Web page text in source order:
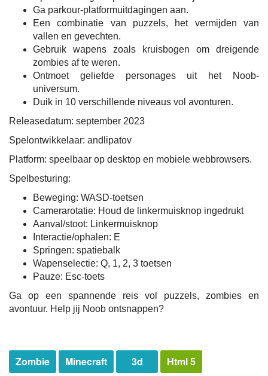
Ga parkour-platformuitdagingen aan.
Een combinatie van puzzels, het vermijden van
vallen en gevechten.
Gebruik wapens zoals kruisbogen om dreigende
zombies af te weren.
Ontmoet geliefde personages uit het Noob-
universum.
Duik in 10 verschillende niveaus vol avonturen.
Releasedatum: september 2023
Spelontwikkelaar: andlipatov
Platform: speelbaar op desktop en mobiele webbrowsers.
Spelbesturing:
Beweging: WASD-toetsen
Camerarotatie: Houd de linkermuisknop ingedrukt
Aanval/stoot: Linkermuisknop
Interactie/ophalen: E
Springen: spatiebalk
Wapenselectie: Q, 1, 2, 3 toetsen
Pauze: Esc-toets
Ga op een spannende reis vol puzzels, zombies en
avontuur. Help jij Noob ontsnappen?
Zombie Minecraft 3d
Html 5